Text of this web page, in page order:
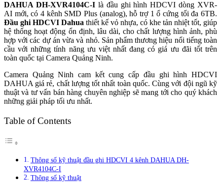
DAHUA DH-XVR4104C-Ilà đầu ghi hình HDCVI dòng XVR-
AI mới, có 4 kênh SMD Plus (analog), hỗ trợ 1 ổ cứng tối đa 6TB.
Đầu ghi HDCVI Dahua thiết kế vỏ nhựa, có khe tản nhiệt tốt, giúp
hệ thống hoạt động ổn định, lâu dài, cho chất lượng hình ảnh, phù
hợp với các dự án vừa và nhỏ. Sản phẩm thương hiệu nổi tiếng toàn
cầu với những tính năng ưu việt nhất đang có giá ưu đãi tốt trên
toàn quốc tại Camera Quảng Ninh.
Camera Quảng Ninh cam kết cung cấp đầu ghi hình HDCVI
DAHUA giá rẻ, chất lượng tốt nhất toàn quốc. Cùng với đội ngũ kỹ
thuật và tư vấn bán hàng chuyên nghiệp sẽ mang tới cho quý khách
những giải pháp tối ưu nhất.
Table of Contents
Thông số kỹ thuật đầu ghi HDCVI 4 kênh DAHUA DH-
XVR4104C-I
Thông số kỹ thuật